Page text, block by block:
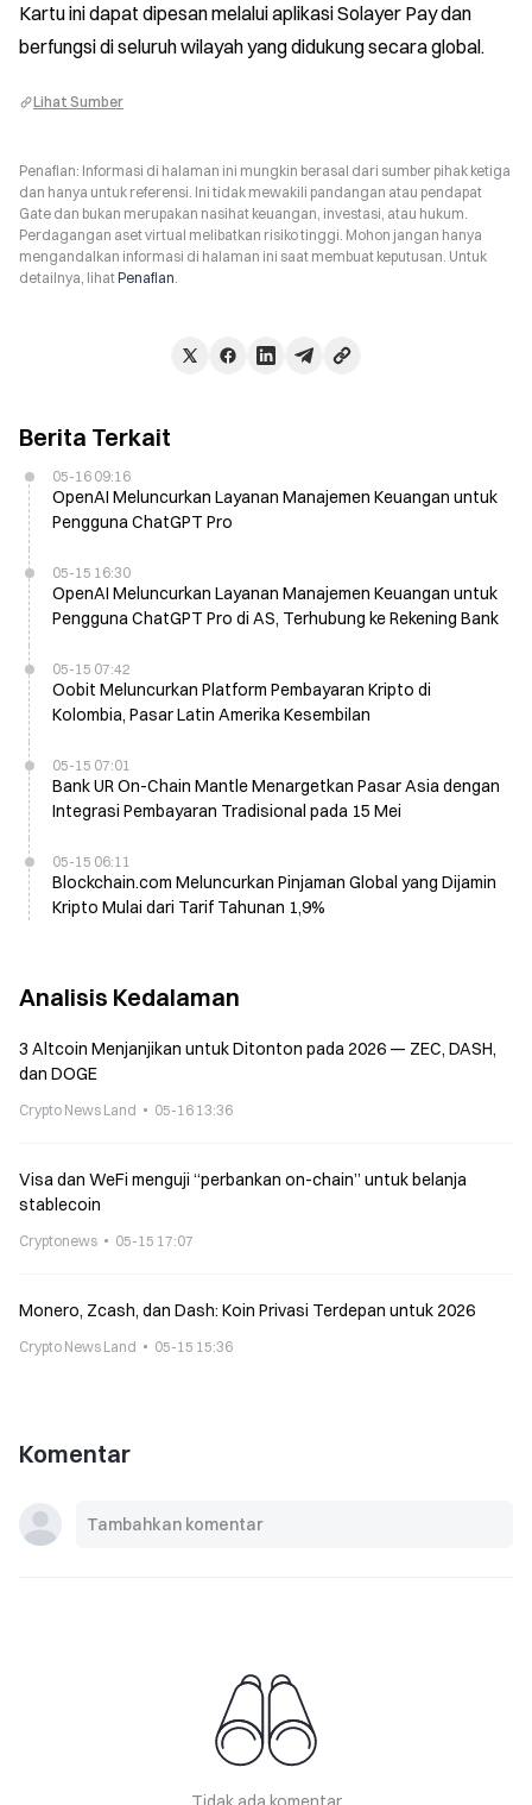
Kartu ini dapat dipesan melalui aplikasi Solayer Pay dan
berfungsi di seluruh wilayah yang didukung secara global.
Lihat Sumber
Penafian: Informasi di halaman ini mungkin berasal dari sumber pihak ketiga
dan hanya untuk referensi. Ini tidak mewakili pandangan atau pendapat
Gate dan bukan merupakan nasihat keuangan, investasi, atau hukum.
Perdagangan aset virtual melibatkan risiko tinggi. Mohon jangan hanya
mengandalkan informasi di halaman ini saat membuat keputusan. Untuk
detailnya, lihatPenafian.
Berita Terkait
05-16 09:16
OpenAI Meluncurkan Layanan Manajemen Keuangan untuk
Pengguna ChatGPT Pro
05-15 16:30
OpenAI Meluncurkan Layanan Manajemen Keuangan untuk
Pengguna ChatGPT Pro di AS, Terhubung ke Rekening Bank
05-15 07:42
Oobit Meluncurkan Platform Pembayaran Kripto di
Kolombia, Pasar Latin Amerika Kesembilan
05-15 07:01
Bank UR On-Chain Mantle Menargetkan Pasar Asia dengan
Integrasi Pembayaran Tradisional pada 15 Mei
05-15 06:11
Blockchain.com Meluncurkan Pinjaman Global yang Dijamin
Kripto Mulai dari Tarif Tahunan 1,9%
Analisis Kedalaman
3 Altcoin Menjanjikan untuk Ditonton pada 2026 — ZEC, DASH,
dan DOGE
Crypto News Land 05-16 13:36
Visa dan WeFi menguji “perbankan on-chain” untuk belanja
stablecoin
Cryptonews 05-15 17:07
Monero, Zcash, dan Dash: Koin Privasi Terdepan untuk 2026
Crypto News Land 05-15 15:36
Komentar